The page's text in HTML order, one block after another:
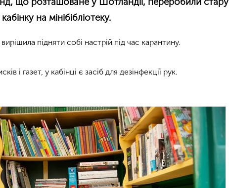
на мінібібліотеку.
підняти собі настрій під час карантину.
і газет, у кабінці є засіб для дезінфекції рук.